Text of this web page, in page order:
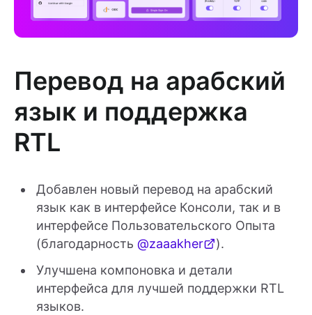
Перевод на арабский
язык и поддержка
RTL
Добавлен новый перевод на арабский
язык как в интерфейсе Консоли, так и в
интерфейсе Пользовательского Опыта
(благодарность @zaaakher
).
Улучшена компоновка и детали
интерфейса для лучшей поддержки RTL
языков.